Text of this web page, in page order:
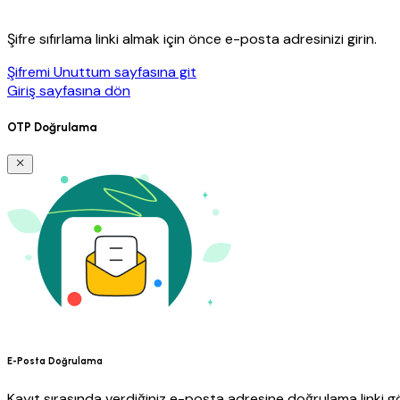
Şifre sıfırlama linki almak için önce e-posta adresinizi girin.
Şifremi Unuttum sayfasına git
Giriş sayfasına dön
OTP Doğrulama
E-Posta Doğrulama